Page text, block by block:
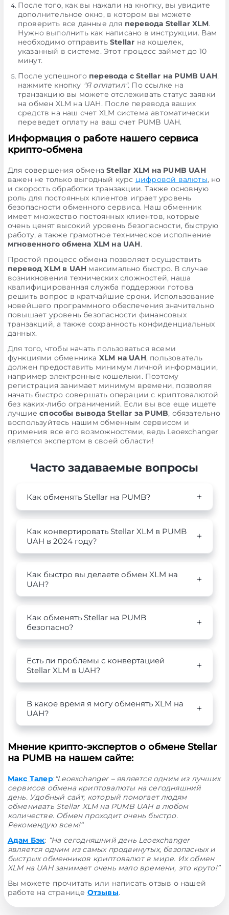
После того, как вы нажали на кнопку, вы увидите
дополнительное окно, в котором вы можете
проверить все данные для перевода Stellar XLM.
Нужно выполнить как написано в инструкции. Вам
необходимо отправить Stellar на кошелек,
указанный в системе. Этот процесс займет до 10
минут.
После успешного перевода с Stellar на PUMB UAH,
нажмите кнопку "Я оплатил". По ссылке на
транзакцию вы можете отслеживать статус заявки
на обмен XLM на UAH. После перевода ваших
средств на наш счет XLM система автоматически
переведет оплату на ваш счет PUMB UAH.
Информация о работе нашего сервиса
крипто-обмена
Для совершения обменаStellar XLM на PUMB UAH
важен не только выгодный курс цифровой валюты, но
и скорость обработки транзакции. Также основную
роль для постоянных клиентов играет уровень
безопасности обменного сервиса. Наш обменник
имеет множество постоянных клиентов, которые
очень ценят высокий уровень безопасности, быструю
работу, а также грамотное техническое исполнение
мгновенного обмена XLM на UAH.
Простой процесс обмена позволяет осуществить
перевод XLM в UAH максимально быстро. В случае
возникновения технических сложностей, наша
квалифицированная служба поддержки готова
решить вопрос в кратчайшие сроки. Использование
новейшего программного обеспечения значительно
повышает уровень безопасности финансовых
транзакций, а также сохранность конфиденциальных
данных.
Для того, чтобы начать пользоваться всеми
функциями обменника XLM на UAH, пользователь
должен предоставить минимум личной информации,
например электронные кошельки. Поэтому
регистрация занимает минимум времени, позволяя
начать быстро совершать операции с криптовалютой
без каких-либо ограничений. Если вы все еще ищете
лучшиеспособы вывода Stellar за PUMB, обязательно
воспользуйтесь нашим обменным сервисом и
применив все его возможностями, ведь Leoexchanger
является экспертом в своей области!
Часто задаваемые вопросы
Как обменять Stellar на PUMB?
Как конвертировать Stellar XLM в PUMB
UAH в 2024 году?
Как быстро вы делаете обмен XLM на
UAH?
Как обменять Stellar на PUMB
безопасно?
Есть ли проблемы с конвертацией
Stellar XLM в UAH?
В какое время я могу обменять XLM на
UAH?
Мнение крипто-экспертов о обмене Stellar
на PUMB на нашем сайте:
Макс Талер:“Leoexchanger – является одним из лучших
сервисов обмена криптовалюты на сегодняшний
день. Удобный сайт, который помогает людям
обменивать Stellar XLM на PUMB UAH в любом
количестве. Обмен проходит очень быстро.
Рекомендую всем!“
Адам Бэк: “На сегодняшний день Leoexchanger
является одним из самых продвинутых, безопасных и
быстрых обменников криптовалют в мире. Их обмен
XLM на UAH занимает очень мало времени, это круто!”
Вы можете прочитать или написать отзыв о нашей
работе на странице Отзывы.